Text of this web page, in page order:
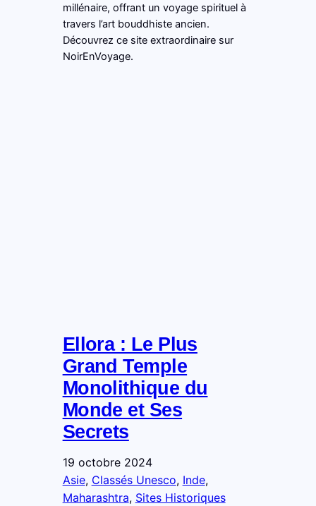
millénaire, offrant un voyage spirituel à
travers l’art bouddhiste ancien.
Découvrez ce site extraordinaire sur
NoirEnVoyage.
Ellora : Le Plus
Grand Temple
Monolithique du
Monde et Ses
Secrets
19 octobre 2024
Asie, Classés Unesco, Inde ,
Maharashtra, Sites Historiques